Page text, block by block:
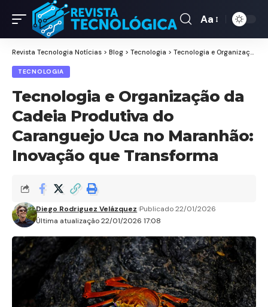
Aa
Revista Tecnologia Notícias > Blog > Tecnologia > Tecnologia e Organização da Cadeia Produtiva do Caranguejo Uca no Maranhão: Inovação que Transforma
TECNOLOGIA
Tecnologia e Organização da
Cadeia Produtiva do
Caranguejo Uca no Maranhão:
Inovação que Transforma
Última atualização 22/01/2026 17:08
Diego Rodriguez Velázquez Publicado 22/01/2026